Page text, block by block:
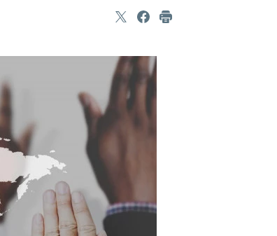
Partager sur X
- Nouvelle fenêtre
Partager sur Facebook
- Nouvelle fenêtre
Imprimer